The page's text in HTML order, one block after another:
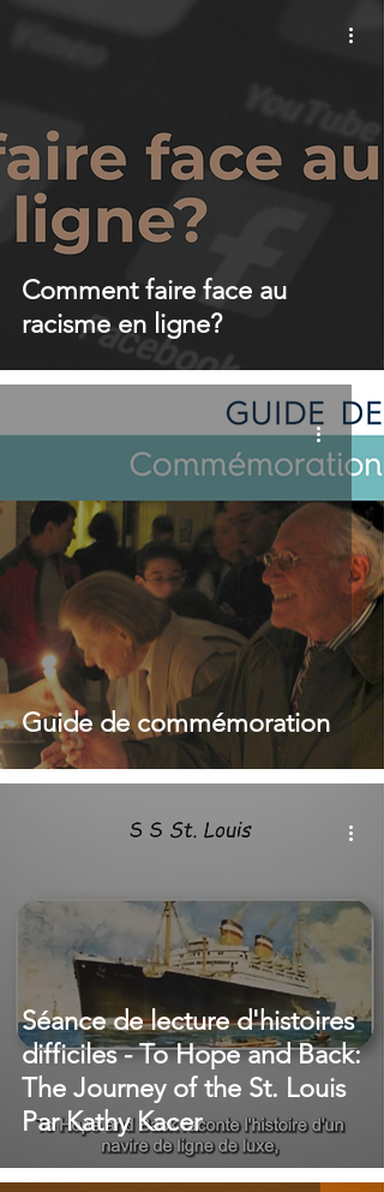
Comment faire face au
racisme en ligne?
Guide de commémoration
Séance de lecture d'histoires
difficiles - To Hope and Back:
The Journey of the St. Louis
Par Kathy Kacer